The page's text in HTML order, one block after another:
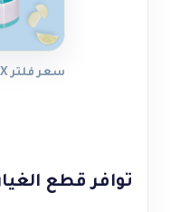
سعر فلتر KENT MAXX
توافر قطع